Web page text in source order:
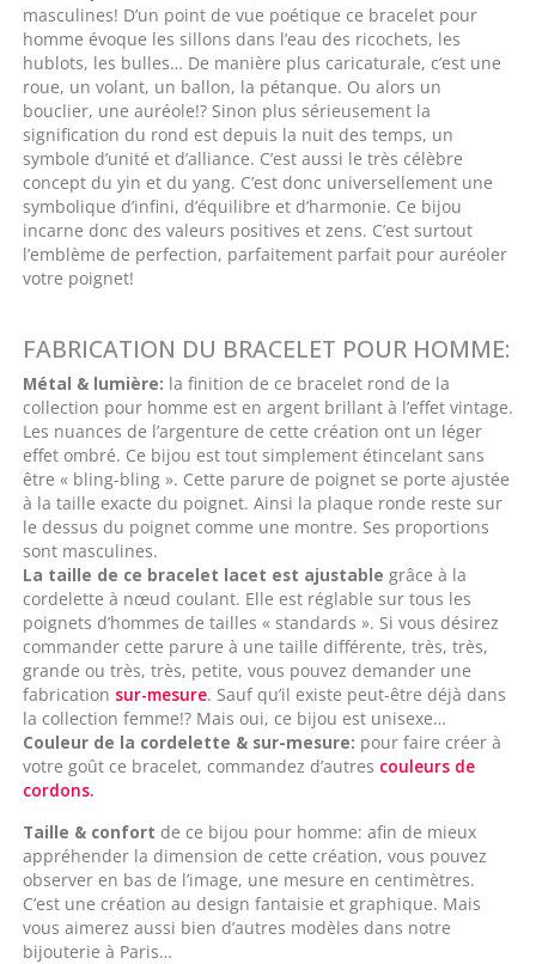
masculines! D’un point de vue poétique ce bracelet pour
homme évoque les sillons dans l’eau des ricochets, les
hublots, les bulles… De manière plus caricaturale, c’est une
roue, un volant, un ballon, la pétanque. Ou alors un
bouclier, une auréole!? Sinon plus sérieusement la
signification du rond est depuis la nuit des temps, un
symbole d’unité et d’alliance. C’est aussi le très célèbre
concept du yin et du yang. C’est donc universellement une
symbolique d’infini, d’équilibre et d’harmonie. Ce bijou
incarne donc des valeurs positives et zens. C’est surtout
l’emblème de perfection, parfaitement parfait pour auréoler
votre poignet!
FABRICATION DU BRACELET POUR HOMME:
Métal & lumière: la finition de ce bracelet rond de la
collection pour homme est en argent brillant à l’effet vintage.
Les nuances de l’argenture de cette création ont un léger
effet ombré. Ce bijou est tout simplement étincelant sans
être « bling-bling ». Cette parure de poignet se porte ajustée
à la taille exacte du poignet. Ainsi la plaque ronde reste sur
le dessus du poignet comme une montre. Ses proportions
sont masculines.
La taille de ce bracelet lacet est ajustable grâce à la
cordelette à nœud coulant. Elle est réglable sur tous les
poignets d’hommes de tailles « standards ». Si vous désirez
commander cette parure à une taille différente, très, très,
grande ou très, très, petite, vous pouvez demander une
fabrication sur-mesure. Sauf qu’il existe peut-être déjà dans
la collection femme!? Mais oui, ce bijou est unisexe…
Couleur de la cordelette & sur-mesure: pour faire créer à
votre goût ce bracelet, commandez d’autres couleurs de
cordons.
Taille & confort de ce bijou pour homme: afin de mieux
appréhender la dimension de cette création, vous pouvez
observer en bas de l’image, une mesure en centimètres.
C’est une création au design fantaisie et graphique. Mais
vous aimerez aussi bien d’autres modèles dans notre
bijouterie à Paris…